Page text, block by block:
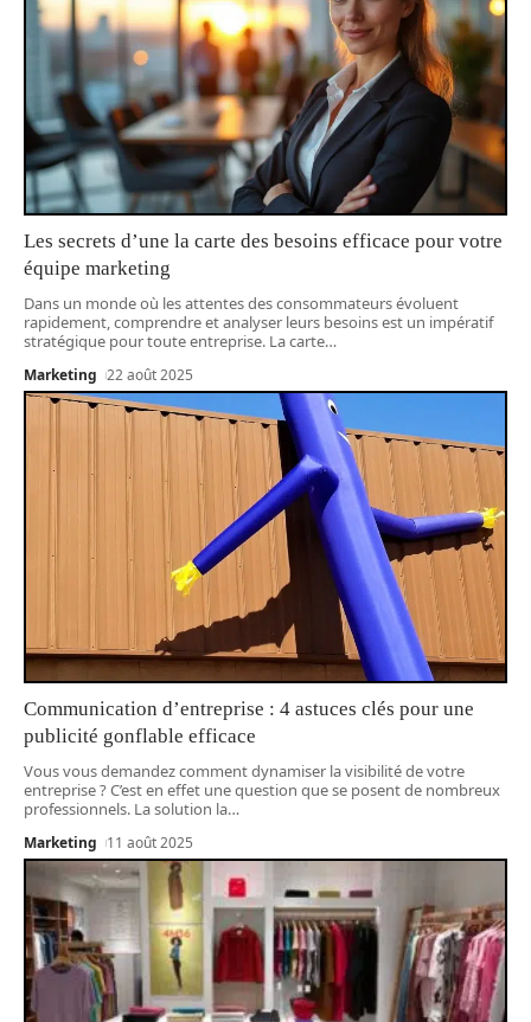
Les secrets d’une la carte des besoins efficace pour votre
équipe marketing
Dans un monde où les attentes des consommateurs évoluent
rapidement, comprendre et analyser leurs besoins est un impératif
stratégique pour toute entreprise. La carte…
Marketing 22 août 2025
Communication d’entreprise : 4 astuces clés pour une
publicité gonflable efficace
Vous vous demandez comment dynamiser la visibilité de votre
entreprise ? C’est en effet une question que se posent de nombreux
professionnels. La solution la…
Marketing 11 août 2025